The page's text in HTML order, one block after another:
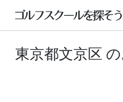
東京都文京区